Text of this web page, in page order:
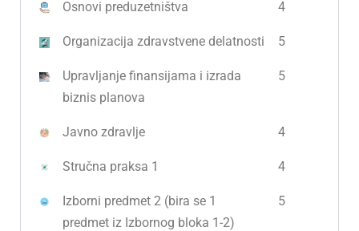
Osnovi preduzetništva 4
Organizacija zdravstvene delatnosti 5
Upravljanje finansijama i izrada
biznis planova
5
Javno zdravlje 4
Stručna praksa 1 4
Izborni predmet 2 (bira se 1
predmet iz Izbornog bloka 1-2)
5